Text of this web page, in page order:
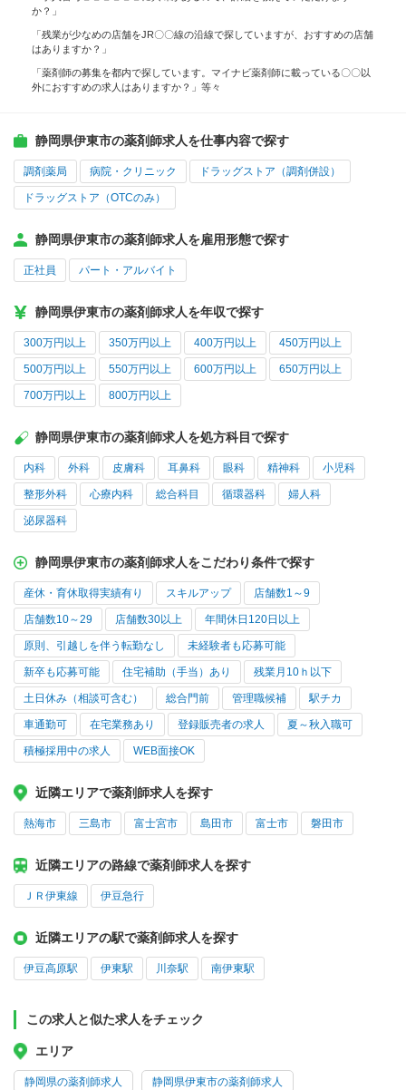
か？」
「残業が少なめの店舗をJR〇〇線の沿線で探していますが、おすすめの店舗
はありますか？」
「薬剤師の募集を都内で探しています。マイナビ薬剤師に載っている〇〇以
外におすすめの求人はありますか？」等々
静岡県伊東市の薬剤師求人を仕事内容で探す
調剤薬局 病院・クリニック ドラッグストア（調剤併設）
ドラッグストア（OTCのみ）
静岡県伊東市の薬剤師求人を雇用形態で探す
正社員 パート・アルバイト
静岡県伊東市の薬剤師求人を年収で探す
300万円以上 350万円以上 400万円以上 450万円以上
500万円以上 550万円以上 600万円以上 650万円以上
700万円以上 800万円以上
静岡県伊東市の薬剤師求人を処方科目で探す
内科 外科 皮膚科 耳鼻科 眼科 精神科 小児科
整形外科 心療内科 総合科目 循環器科 婦人科
泌尿器科
静岡県伊東市の薬剤師求人をこだわり条件で探す
産休・育休取得実績有り スキルアップ 店舗数1～9
店舗数10～29 店舗数30以上 年間休日120日以上
原則、引越しを伴う転勤なし 未経験者も応募可能
新卒も応募可能 住宅補助（手当）あり 残業月10ｈ以下
土日休み（相談可含む） 総合門前 管理職候補 駅チカ
車通勤可 在宅業務あり 登録販売者の求人 夏～秋入職可
積極採用中の求人 WEB面接OK
近隣エリアで薬剤師求人を探す
熱海市 三島市 富士宮市 島田市 富士市 磐田市
近隣エリアの路線で薬剤師求人を探す
ＪＲ伊東線 伊豆急行
近隣エリアの駅で薬剤師求人を探す
伊豆高原駅 伊東駅 川奈駅 南伊東駅
この求人と似た求人をチェック
エリア
静岡県の薬剤師求人 静岡県伊東市の薬剤師求人